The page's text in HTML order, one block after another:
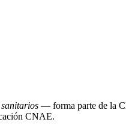
— forma parte de la
CNAE.